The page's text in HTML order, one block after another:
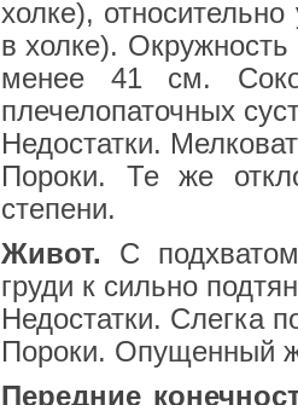
холке),
в холке).
менее 41 см.
плечелопаточных
Недостатки.
Пороки. Те же
степени.
Живот. С
груди к сильно
Недостатки. Слегка
Пороки. Опущенный
Передние